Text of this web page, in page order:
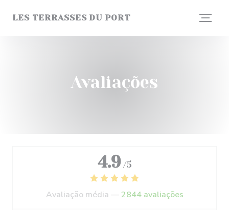
LES TERRASSES DU PORT
Avaliações
4.9 /5
Avaliação média — 2844 avaliações